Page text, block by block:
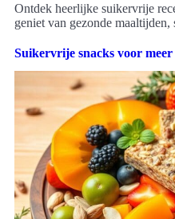
Ontdek heerlijke suikervrije
geniet van gezonde maaltijden,
Suikervrije snacks voor meer